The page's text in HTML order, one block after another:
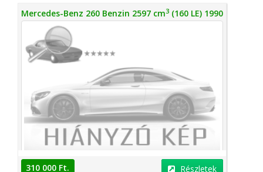
Mercedes-Benz 260 Benzin 2597 cm3 (160 LE) 1990
310 000 Ft. Részletek